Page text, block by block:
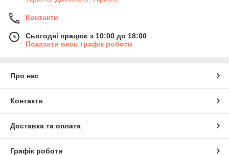
Контакти
Сьогодні працює з 10:00 до 18:00
Показати весь графік роботи
Про нас
Контакти
Доставка та оплата
Графік роботи